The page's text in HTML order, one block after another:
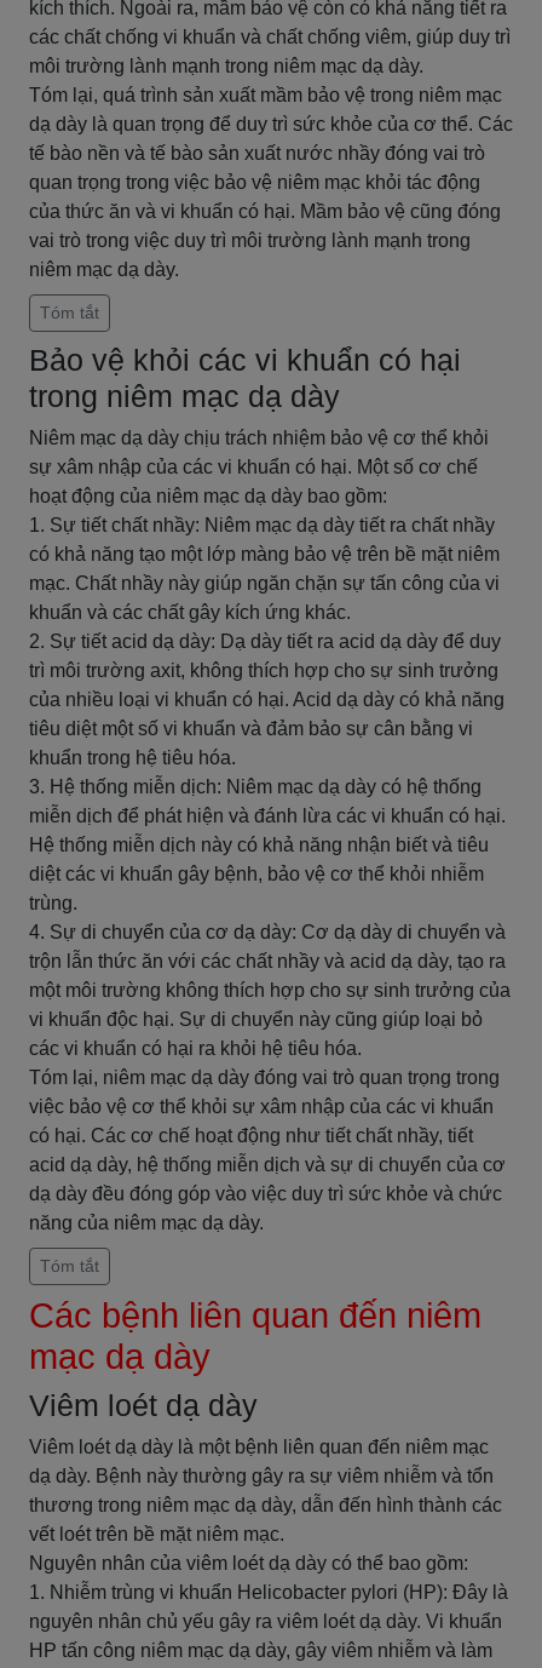
kích thích. Ngoài ra, mầm bảo vệ còn có khả năng tiết ra
các chất chống vi khuẩn và chất chống viêm, giúp duy trì
môi trường lành mạnh trong niêm mạc dạ dày.
Tóm lại, quá trình sản xuất mầm bảo vệ trong niêm mạc
dạ dày là quan trọng để duy trì sức khỏe của cơ thể. Các
tế bào nền và tế bào sản xuất nước nhầy đóng vai trò
quan trọng trong việc bảo vệ niêm mạc khỏi tác động
của thức ăn và vi khuẩn có hại. Mầm bảo vệ cũng đóng
vai trò trong việc duy trì môi trường lành mạnh trong
niêm mạc dạ dày.
Tóm tắt
Bảo vệ khỏi các vi khuẩn có hại
trong niêm mạc dạ dày
Niêm mạc dạ dày chịu trách nhiệm bảo vệ cơ thể khỏi
sự xâm nhập của các vi khuẩn có hại. Một số cơ chế
hoạt động của niêm mạc dạ dày bao gồm:
1. Sự tiết chất nhầy: Niêm mạc dạ dày tiết ra chất nhầy
có khả năng tạo một lớp màng bảo vệ trên bề mặt niêm
mạc. Chất nhầy này giúp ngăn chặn sự tấn công của vi
khuẩn và các chất gây kích ứng khác.
2. Sự tiết acid dạ dày: Dạ dày tiết ra acid dạ dày để duy
trì môi trường axit, không thích hợp cho sự sinh trưởng
của nhiều loại vi khuẩn có hại. Acid dạ dày có khả năng
tiêu diệt một số vi khuẩn và đảm bảo sự cân bằng vi
khuẩn trong hệ tiêu hóa.
3. Hệ thống miễn dịch: Niêm mạc dạ dày có hệ thống
miễn dịch để phát hiện và đánh lừa các vi khuẩn có hại.
Hệ thống miễn dịch này có khả năng nhận biết và tiêu
diệt các vi khuẩn gây bệnh, bảo vệ cơ thể khỏi nhiễm
trùng.
4. Sự di chuyển của cơ dạ dày: Cơ dạ dày di chuyển và
trộn lẫn thức ăn với các chất nhầy và acid dạ dày, tạo ra
một môi trường không thích hợp cho sự sinh trưởng của
vi khuẩn độc hại. Sự di chuyển này cũng giúp loại bỏ
các vi khuẩn có hại ra khỏi hệ tiêu hóa.
Tóm lại, niêm mạc dạ dày đóng vai trò quan trọng trong
việc bảo vệ cơ thể khỏi sự xâm nhập của các vi khuẩn
có hại. Các cơ chế hoạt động như tiết chất nhầy, tiết
acid dạ dày, hệ thống miễn dịch và sự di chuyển của cơ
dạ dày đều đóng góp vào việc duy trì sức khỏe và chức
năng của niêm mạc dạ dày.
Tóm tắt
Các bệnh liên quan đến niêm
mạc dạ dày
Viêm loét dạ dày
Viêm loét dạ dày là một bệnh liên quan đến niêm mạc
dạ dày. Bệnh này thường gây ra sự viêm nhiễm và tổn
thương trong niêm mạc dạ dày, dẫn đến hình thành các
vết loét trên bề mặt niêm mạc.
Nguyên nhân của viêm loét dạ dày có thể bao gồm:
1. Nhiễm trùng vi khuẩn Helicobacter pylori (HP): Đây là
nguyên nhân chủ yếu gây ra viêm loét dạ dày. Vi khuẩn
HP tấn công niêm mạc dạ dày, gây viêm nhiễm và làm